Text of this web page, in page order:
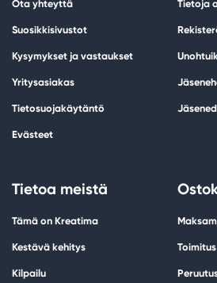
Ota yhteyttä
Suosikkisivustot
Kysymykset ja vastaukset
Yritysasiakas
Tietosuojakäytäntö
Evästeet
Tietoja
Tietoa meistä
Tämä on Kreatima
Kestävä kehitys
Kilpailu
Toimitus